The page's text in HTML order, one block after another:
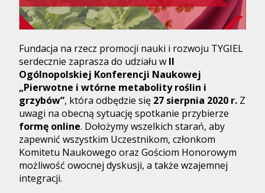
Fundacja na rzecz promocji nauki i rozwoju TYGIEL
serdecznie zaprasza do udziału w II
Ogólnopolskiej Konferencji Naukowej
„Pierwotne i wtórne metabolity roślin i
grzybów”, która odbędzie się 27 sierpnia 2020 r. Z
uwagi na obecną sytuację spotkanie przybierze
formę online. Dołożymy wszelkich starań, aby
zapewnić wszystkim Uczestnikom, członkom
Komitetu Naukowego oraz Gościom Honorowym
możliwość owocnej dyskusji, a także wzajemnej
integracji.